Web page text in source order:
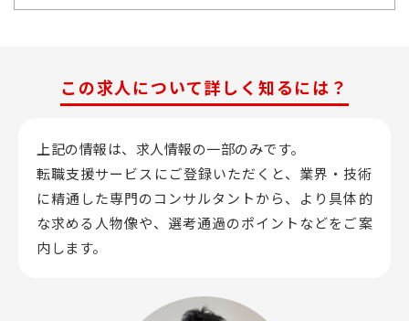
この求人について詳しく知るには？
上記の情報は、求人情報の一部のみです。
転職支援サービスにご登録いただくと、業界・技術
に精通した専門のコンサルタントから、 より具体的
な求める人物像や、選考通過のポイントなどをご案
内します。